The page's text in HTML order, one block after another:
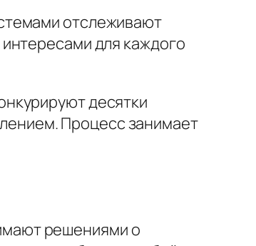
отслеживают
для каждого
десятки
Процесс занимает
решениями о